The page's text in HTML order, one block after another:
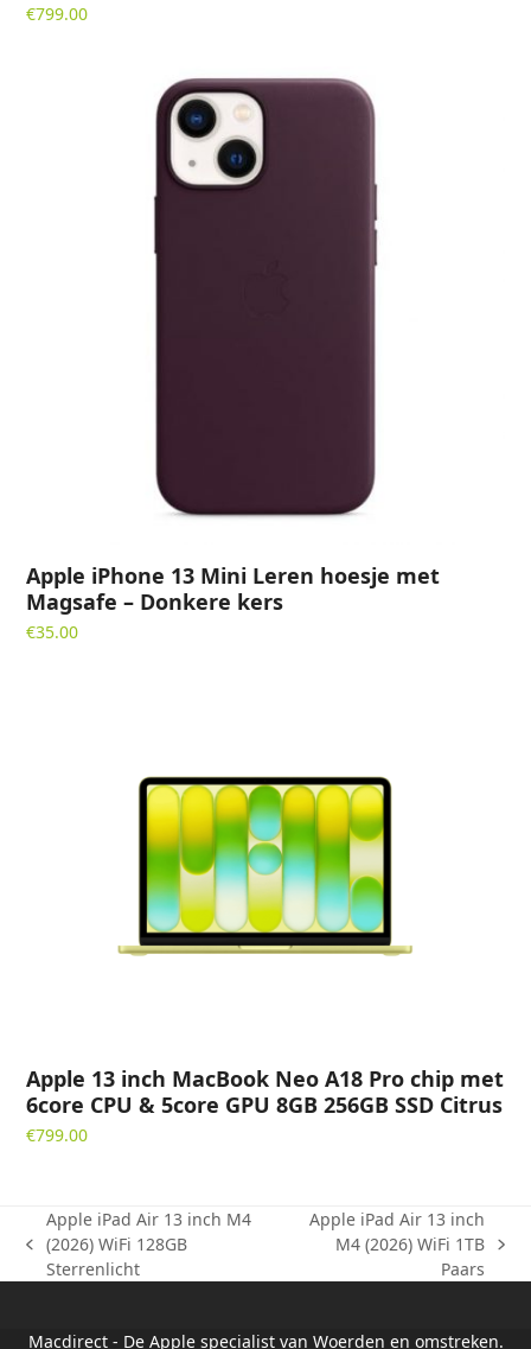
€799.00
Apple iPhone 13 Mini Leren hoesje met
Magsafe – Donkere kers
€35.00
Apple 13 inch MacBook Neo A18 Pro chip met
6core CPU & 5core GPU 8GB 256GB SSD Citrus
€799.00
previous
post:
Apple iPad Air 13 inch M4
(2026) WiFi 128GB
Sterrenlicht
post:
Apple iPad Air 13 inch
M4 (2026) WiFi 1TB
Paars
Macdirect - De Apple specialist van Woerden en omstreken.